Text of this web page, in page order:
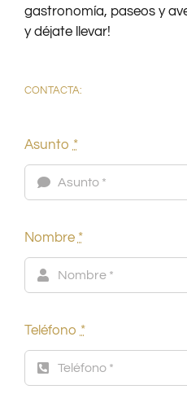
gastronomía, paseos y
y déjate llevar!
CONTACTA:
Asunto *
Nombre *
Teléfono *